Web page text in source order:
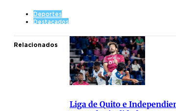
Deportes
Destacados
Relacionados
Liga de Quito e